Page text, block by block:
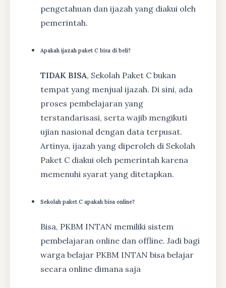
pengetahuan dan ijazah yang diakui oleh
pemerintah.
Apakah ijazah paket C bisa di beli?
TIDAK BISA, Sekolah Paket C bukan
tempat yang menjual ijazah. Di sini, ada
proses pembelajaran yang
terstandarisasi, serta wajib mengikuti
ujian nasional dengan data terpusat.
Artinya, ijazah yang diperoleh di Sekolah
Paket C diakui oleh pemerintah karena
memenuhi syarat yang ditetapkan.
Sekolah paket C apakah bisa online?
Bisa, PKBM INTAN memiliki sistem
pembelajaran online dan offline. Jadi bagi
warga belajar PKBM INTAN bisa belajar
secara online dimana saja